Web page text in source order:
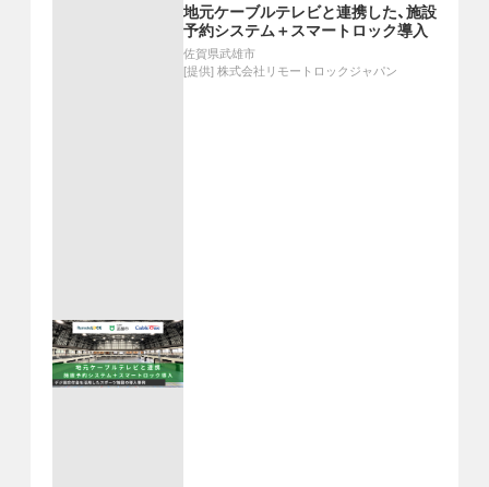
地元ケーブルテレビと連携した、施設
予約システム＋スマートロック導入
佐賀県武雄市
[提供] 株式会社リモートロックジャパン